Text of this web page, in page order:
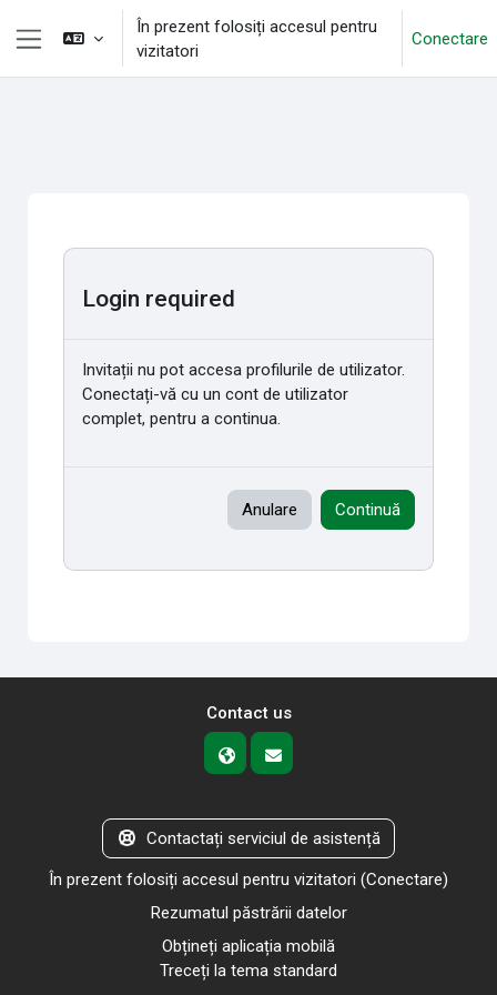
Sari la conţinutul principal
Panou lateral
În prezent folosiți accesul pentru
vizitatori
Conectare
Login required
Invitații nu pot accesa profilurile de utilizator.
Conectați-vă cu un cont de utilizator
complet, pentru a continua.
Anulare Continuă
Contact us
Contactați serviciul de asistență
În prezent folosiți accesul pentru vizitatori (Conectare)
Rezumatul păstrării datelor
Obțineți aplicația mobilă
Treceți la tema standard